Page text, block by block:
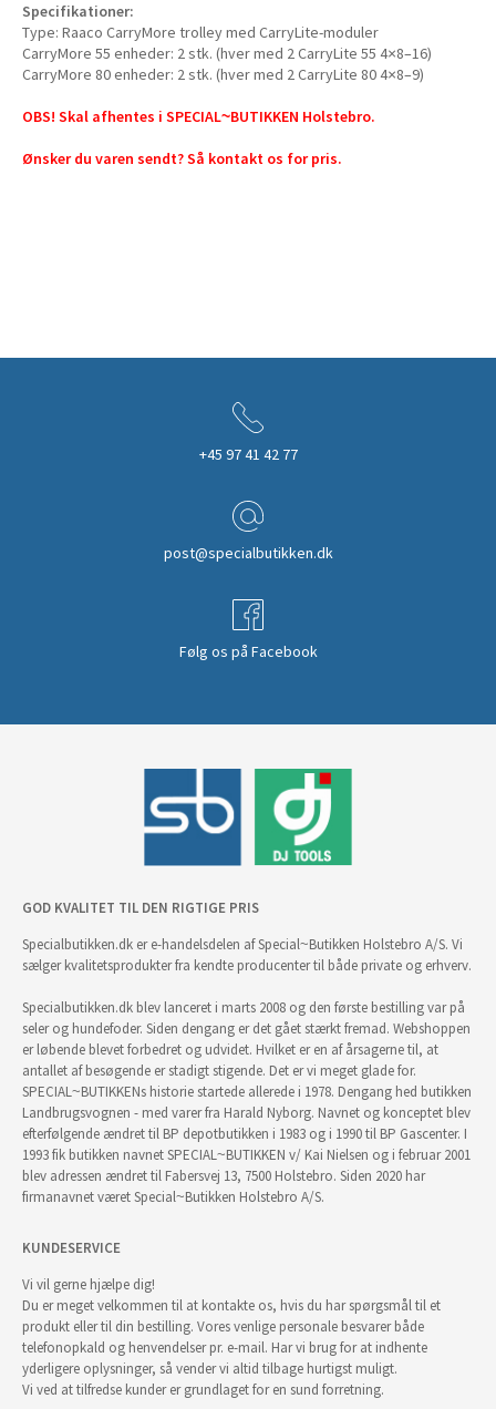
Specifikationer:
Type: Raaco CarryMore trolley med CarryLite-moduler
CarryMore 55 enheder: 2 stk. (hver med 2 CarryLite 55 4×8–16)
CarryMore 80 enheder: 2 stk. (hver med 2 CarryLite 80 4×8–9)
OBS! Skal afhentes i SPECIAL~BUTIKKEN Holstebro.
Ønsker du varen sendt? Så kontakt os for pris.
+45 97 41 42 77
post@specialbutikken.dk
Følg os på Facebook
GOD KVALITET TIL DEN RIGTIGE PRIS
Specialbutikken.dk er e-handelsdelen af Special~Butikken Holstebro A/S. Vi
sælger kvalitetsprodukter fra kendte producenter til både private og erhverv.
Specialbutikken.dk blev lanceret i marts 2008 og den første bestilling var på
seler og hundefoder. Siden dengang er det gået stærkt fremad. Webshoppen
er løbende blevet forbedret og udvidet. Hvilket er en af årsagerne til, at
antallet af besøgende er stadigt stigende. Det er vi meget glade for.
SPECIAL~BUTIKKENs historie startede allerede i 1978. Dengang hed butikken
Landbrugsvognen - med varer fra Harald Nyborg. Navnet og konceptet blev
efterfølgende ændret til BP depotbutikken i 1983 og i 1990 til BP Gascenter. I
1993 fik butikken navnet SPECIAL~BUTIKKEN v/ Kai Nielsen og i februar 2001
blev adressen ændret til Fabersvej 13, 7500 Holstebro. Siden 2020 har
firmanavnet været Special~Butikken Holstebro A/S.
KUNDESERVICE
Vi vil gerne hjælpe dig!
Du er meget velkommen til at kontakte os, hvis du har spørgsmål til et
produkt eller til din bestilling. Vores venlige personale besvarer både
telefonopkald og henvendelser pr. e-mail. Har vi brug for at indhente
yderligere oplysninger, så vender vi altid tilbage hurtigst muligt.
Vi ved at tilfredse kunder er grundlaget for en sund forretning.